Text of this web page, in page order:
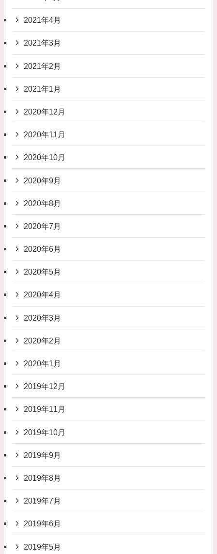
2021年4月
2021年3月
2021年2月
2021年1月
2020年12月
2020年11月
2020年10月
2020年9月
2020年8月
2020年7月
2020年6月
2020年5月
2020年4月
2020年3月
2020年2月
2020年1月
2019年12月
2019年11月
2019年10月
2019年9月
2019年8月
2019年7月
2019年6月
2019年5月